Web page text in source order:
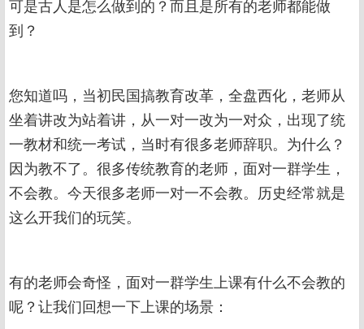
可是古人是怎么做到的？而且是所有的老师都能做
到？
您知道吗，当初民国搞教育改革，全盘西化，老师从
坐着讲改为站着讲，从一对一改为一对众，出现了统
一教材和统一考试，当时有很多老师辞职。为什么？
因为教不了。很多传统教育的老师，面对一群学生，
不会教。今天很多老师一对一不会教。历史经常就是
这么开我们的玩笑。
有的老师会奇怪，面对一群学生上课有什么不会教的
呢？让我们回想一下上课的场景：